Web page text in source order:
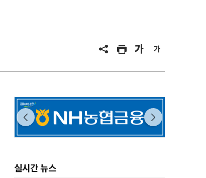
강릉 21˚C
제주 29˚C
실시간 뉴스